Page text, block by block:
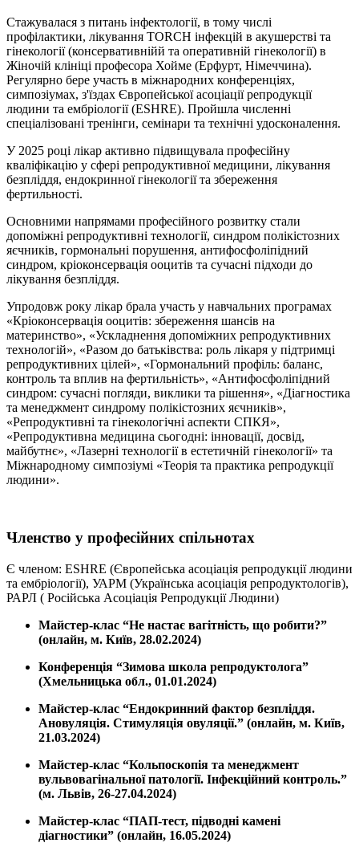
Стажувалася з питань інфектології, в тому числі
профілактики, лікування TORCH інфекцій в акушерстві та
гінекології (консервативнійй та оперативній гінекології) в
Жіночій клініці професора Хойме (Ерфурт, Німеччина).
Регулярно бере участь в міжнародних конференціях,
симпозіумах, з'їздах Європейської асоціації репродукції
людини та ембріології (ESHRE). Пройшла численні
спеціалізовані тренінги, семінари та технічні удосконалення.
У 2025 році лікар активно підвищувала професійну
кваліфікацію у сфері репродуктивної медицини, лікування
безпліддя, ендокринної гінекології та збереження
фертильності.
Основними напрямами професійного розвитку стали
допоміжні репродуктивні технології, синдром полікістозних
яєчників, гормональні порушення, антифосфоліпідний
синдром, кріоконсервація ооцитів та сучасні підходи до
лікування безпліддя.
Упродовж року лікар брала участь у навчальних програмах
«Кріоконсервація ооцитів: збереження шансів на
материнство», «Ускладнення допоміжних репродуктивних
технологій», «Разом до батьківства: роль лікаря у підтримці
репродуктивних цілей», «Гормональний профіль: баланс,
контроль та вплив на фертильність», «Антифосфоліпідний
синдром: сучасні погляди, виклики та рішення», «Діагностика
та менеджмент синдрому полікістозних яєчників»,
«Репродуктивні та гінекологічні аспекти СПКЯ»,
«Репродуктивна медицина сьогодні: інновації, досвід,
майбутнє», «Лазерні технології в естетичній гінекології» та
Міжнародному симпозіумі «Теорія та практика репродукції
людини».
Членство у професійних спільнотах
Є членом: ESHRE (Європейська асоціація репродукції людини
та ембріології), УАРМ (Українська асоціація репродуктологів),
РАРЛ ( Російська Асоціація Репродукції Людини)
Майстер-клас “Не настає вагітність, що робити?”
(онлайн, м. Київ, 28.02.2024)
Конференція “Зимова школа репродуктолога”
(Хмельницька обл., 01.01.2024)
Майстер-клас “Ендокринний фактор безпліддя.
Ановуляція. Стимуляція овуляції.” (онлайн, м. Київ,
21.03.2024)
Майстер-клас “Кольпоскопія та менеджмент
вульвовагінальної патології. Інфекційний контроль.”
(м. Львів, 26-27.04.2024)
Майстер-клас “ПАП-тест, підводні камені
діагностики” (онлайн, 16.05.2024)